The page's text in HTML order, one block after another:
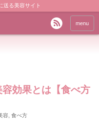
送る美容サイト
menu
効果とは【食べ方
容 食べ方